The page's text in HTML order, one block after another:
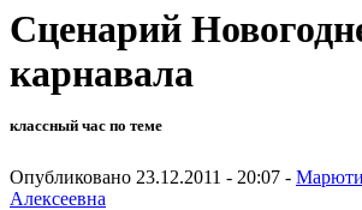
Сценарий
карнавала
классный час по теме
Опубликовано 23.12.2011 - 20:07 -
Алексеевна